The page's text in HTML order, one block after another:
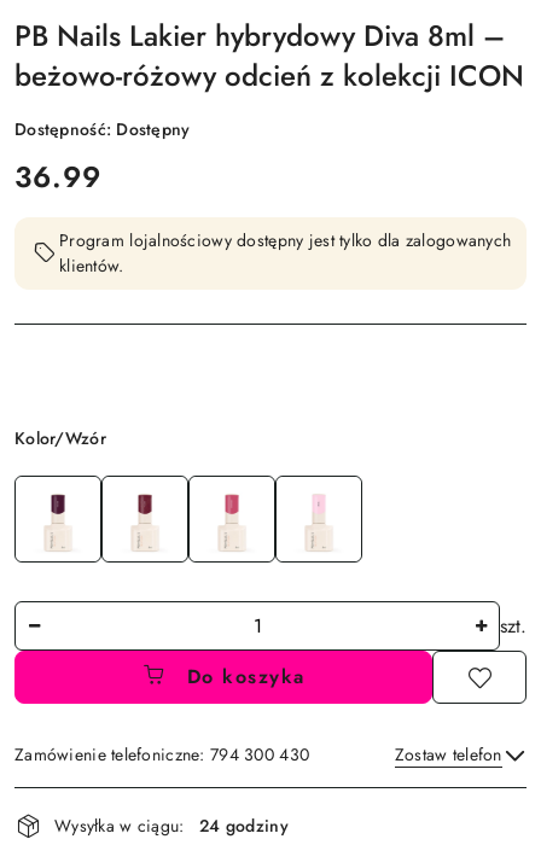
PB Nails Lakier hybrydowy Diva 8ml –
beżowo-różowy odcień z kolekcji ICON
Dostępność: Dostępny
cena:
36.99
Program lojalnościowy dostępny jest tylko dla zalogowanych
klientów.
Wariant
Kolor/Wzór
Ilość
szt.
Do koszyka
Zamówienie telefoniczne: 794 300 430 Zostaw telefon
Dostępność
i
Wysyłka w ciągu: 24 godziny